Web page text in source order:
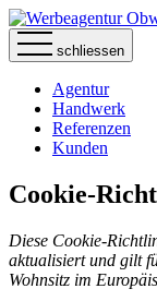
schliessen
Agentur
Handwerk
Referenzen
Kunden
Cookie-
Diese Cookie-
aktualisiert und gilt
Wohnsitz im